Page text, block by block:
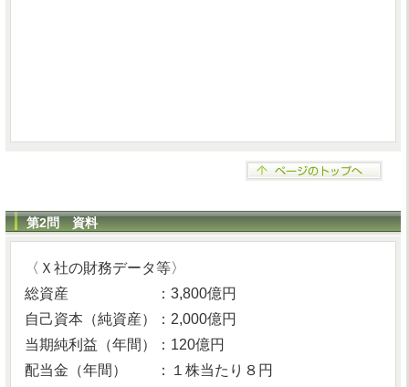
第2問 資料
〈Ｘ社の財務データ等〉
総資産 ：3,800億円
自己資本（純資産）：2,000億円
当期純利益（年間）：120億円
配当金（年間） ：１株当たり８円